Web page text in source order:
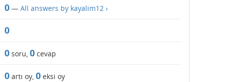
0— All answers by kayalim12 ›
0
0soru, 0cevap
0artı oy, 0eksi oy